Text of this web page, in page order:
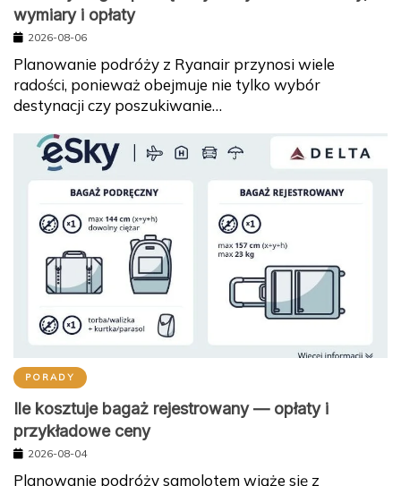
wymiary i opłaty
2026-08-06
Planowanie podróży z Ryanair przynosi wiele
radości, ponieważ obejmuje nie tylko wybór
destynacji czy poszukiwanie…
PORADY
Ile kosztuje bagaż rejestrowany — opłaty i
przykładowe ceny
2026-08-04
Planowanie podróży samolotem wiąże się z